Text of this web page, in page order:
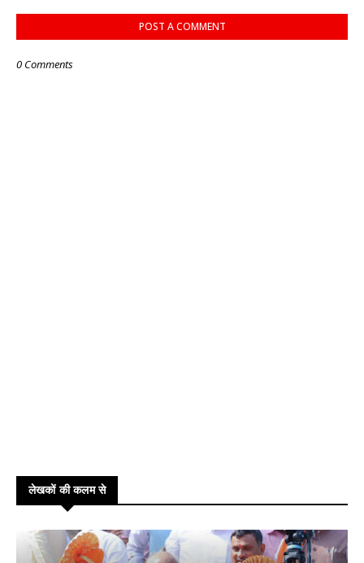
POST A COMMENT
0 Comments
लेखकों की कलम से